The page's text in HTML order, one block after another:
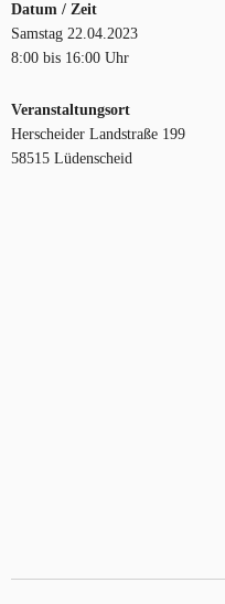
Datum / Zeit
Samstag 22.04.2023
8:00 bis 16:00 Uhr
Veranstaltungsort
Herscheider Landstraße 199
58515 Lüdenscheid